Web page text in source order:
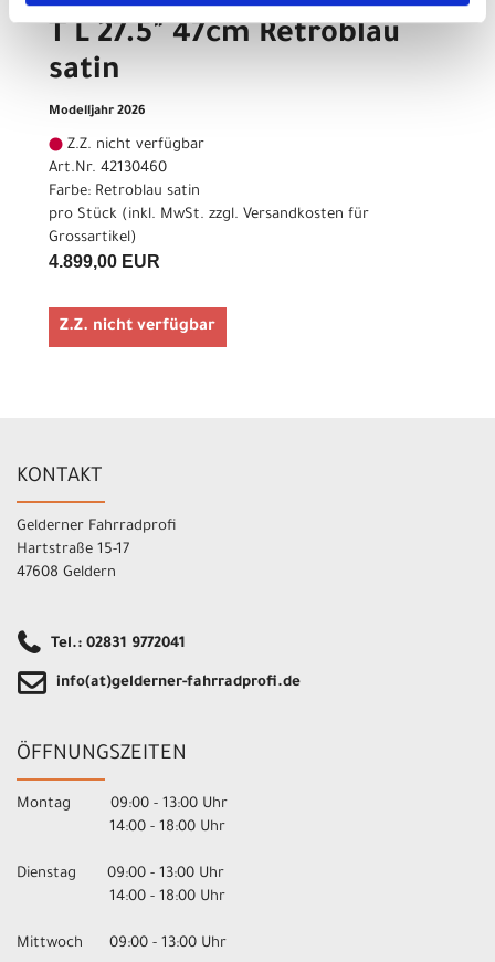
T L 27.5" 47cm Retroblau
satin
Modelljahr 2026
Z.Z. nicht verfügbar
Art.Nr. 42130460
Farbe: Retroblau satin
pro Stück (inkl. MwSt. zzgl. Versandkosten für
Grossartikel)
4.899,00 EUR
Z.Z. nicht verfügbar
KONTAKT
Gelderner Fahrradprofi
Hartstraße 15-17
47608 Geldern
Tel.: 02831 9772041
info(at)gelderner-fahrradprofi.de
ÖFFNUNGSZEITEN
Montag 09:00 - 13:00 Uhr
14:00 - 18:00 Uhr
Dienstag 09:00 - 13:00 Uhr
14:00 - 18:00 Uhr
Mittwoch 09:00 - 13:00 Uhr